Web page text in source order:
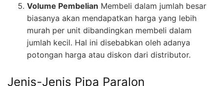
Volume Pembelian Membeli dalam jumlah besar
biasanya akan mendapatkan harga yang lebih
murah per unit dibandingkan membeli dalam
jumlah kecil. Hal ini disebabkan oleh adanya
potongan harga atau diskon dari distributor.
Jenis-Jenis Pipa Paralon